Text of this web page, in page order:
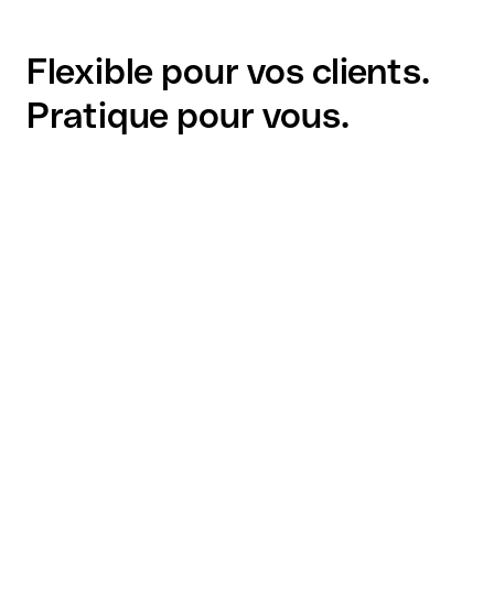
Flexible pour vos clients.
Pratique pour vous.